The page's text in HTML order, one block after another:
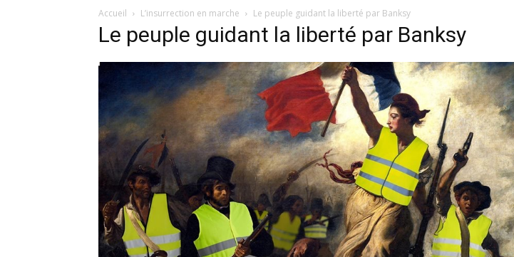
Accueil L’insurrection en marche Le peuple guidant la liberté par Banksy
Le peuple guidant la liberté par Banksy